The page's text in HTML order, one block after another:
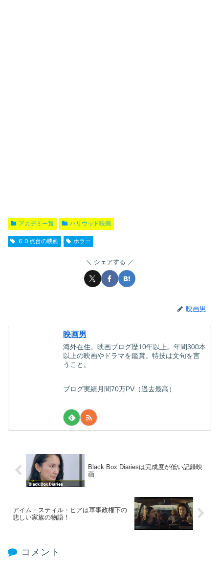
アカデミー賞 ハリウッド映画
６０点台の映画 ホラー
シェアする
映画男
映画男
海外在住。映画ブログ歴10年以上。年間300本
以上の映画やドラマを鑑賞。特技は文句を言
うこと。
ブログ実績月間70万PV（過去最高）
Black Box Diariesは完成度が低い記録映
画
アイム・スティル・ヒアは軍事政権下の
悲しい家族の物語！
コメント